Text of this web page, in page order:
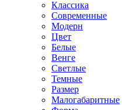
Классика
Современные
Модерн
Цвет
Белые
Венге
Светлые
Темные
Размер
Малогабаритные